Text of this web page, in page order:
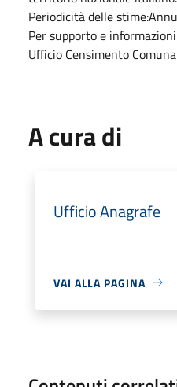
Periodicità delle
Per supporto e
Ufficio Censimento
A cura di
Ufficio Anagrafe
VAI ALLA PAGINA